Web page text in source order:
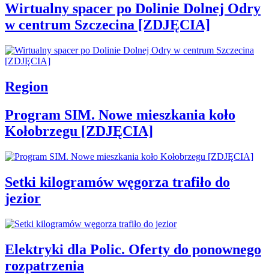
Wirtualny spacer po Dolinie Dolnej Odry
w centrum Szczecina [ZDJĘCIA]
Region
Program SIM. Nowe mieszkania koło
Kołobrzegu [ZDJĘCIA]
Setki kilogramów węgorza trafiło do
jezior
Elektryki dla Polic. Oferty do ponownego
rozpatrzenia